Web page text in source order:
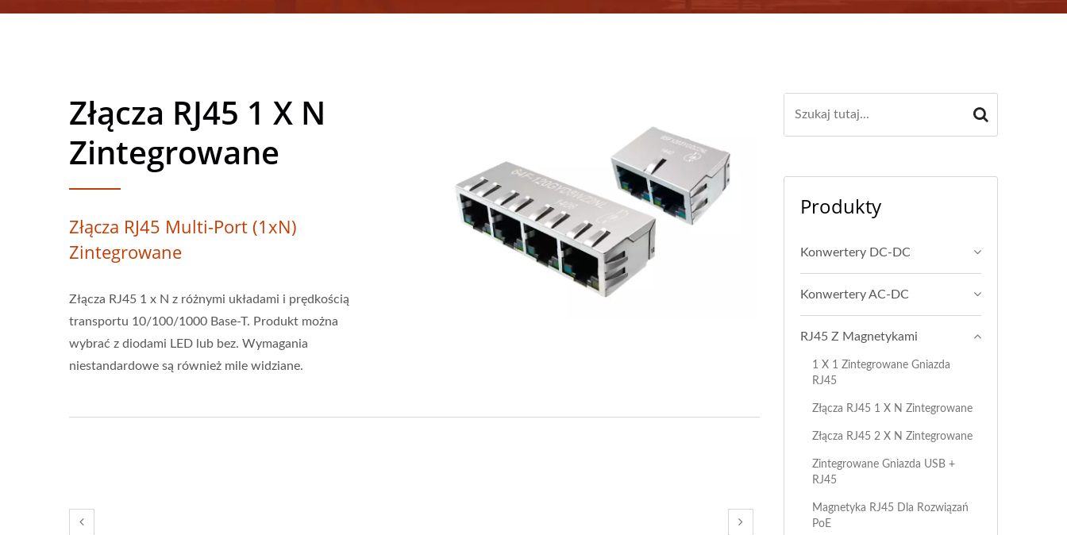
Złącza RJ45 1 X N
Zintegrowane
Złącza RJ45 Multi-Port (1xN)
Zintegrowane
Złącza RJ45 1 x N z różnymi układami i prędkością
transportu 10/100/1000 Base-T. Produkt można
wybrać z diodami LED lub bez. Wymagania
niestandardowe są również mile widziane.
Produkty
Konwertery DC-DC
Konwertery AC-DC
RJ45 Z Magnetykami
1 X 1 Zintegrowane Gniazda
RJ45
Złącza RJ45 1 X N Zintegrowane
Złącza RJ45 2 X N Zintegrowane
Zintegrowane Gniazda USB +
RJ45
Magnetyka RJ45 Dla Rozwiązań
PoE